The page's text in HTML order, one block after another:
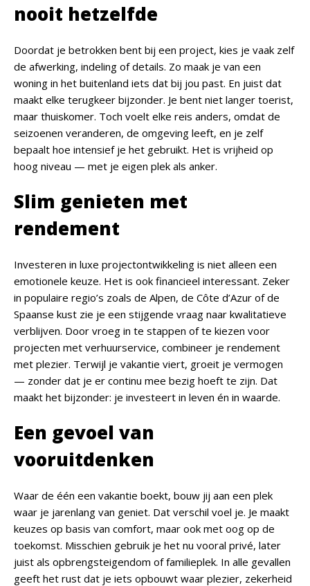
nooit hetzelfde
Doordat je betrokken bent bij een project, kies je vaak zelf
de afwerking, indeling of details. Zo maak je van een
woning in het buitenland iets dat bij jou past. En juist dat
maakt elke terugkeer bijzonder. Je bent niet langer toerist,
maar thuiskomer. Toch voelt elke reis anders, omdat de
seizoenen veranderen, de omgeving leeft, en je zelf
bepaalt hoe intensief je het gebruikt. Het is vrijheid op
hoog niveau — met je eigen plek als anker.
Slim genieten met
rendement
Investeren in luxe projectontwikkeling is niet alleen een
emotionele keuze. Het is ook financieel interessant. Zeker
in populaire regio’s zoals de Alpen, de Côte d’Azur of de
Spaanse kust zie je een stijgende vraag naar kwalitatieve
verblijven. Door vroeg in te stappen of te kiezen voor
projecten met verhuurservice, combineer je rendement
met plezier. Terwijl je vakantie viert, groeit je vermogen
— zonder dat je er continu mee bezig hoeft te zijn. Dat
maakt het bijzonder: je investeert in leven én in waarde.
Een gevoel van
vooruitdenken
Waar de één een vakantie boekt, bouw jij aan een plek
waar je jarenlang van geniet. Dat verschil voel je. Je maakt
keuzes op basis van comfort, maar ook met oog op de
toekomst. Misschien gebruik je het nu vooral privé, later
juist als opbrengsteigendom of familieplek. In alle gevallen
geeft het rust dat je iets opbouwt waar plezier, zekerheid